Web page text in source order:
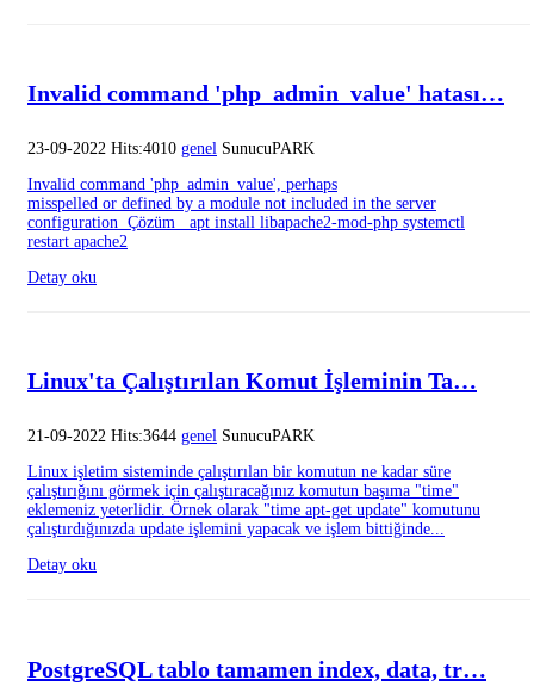
Invalid command 'php_admin_value' hatası…
23-09-2022 Hits:4010 genel SunucuPARK
Invalid command 'php_admin_value', perhaps
misspelled or defined by a module not included in the server
configuration Çözüm apt install libapache2-mod-php systemctl
restart apache2
Detay oku
Linux'ta Çalıştırılan Komut İşleminin Ta…
21-09-2022 Hits:3644 genel SunucuPARK
Linux işletim sisteminde çalıştırılan bir komutun ne kadar süre
çalıştırığını görmek için çalıştıracağınız komutun başıma "time"
eklemeniz yeterlidir. Örnek olarak "time apt-get update" komutunu
çalıştırdığınızda update işlemini yapacak ve işlem bittiğinde...
Detay oku
PostgreSQL tablo tamamen index, data, tr…